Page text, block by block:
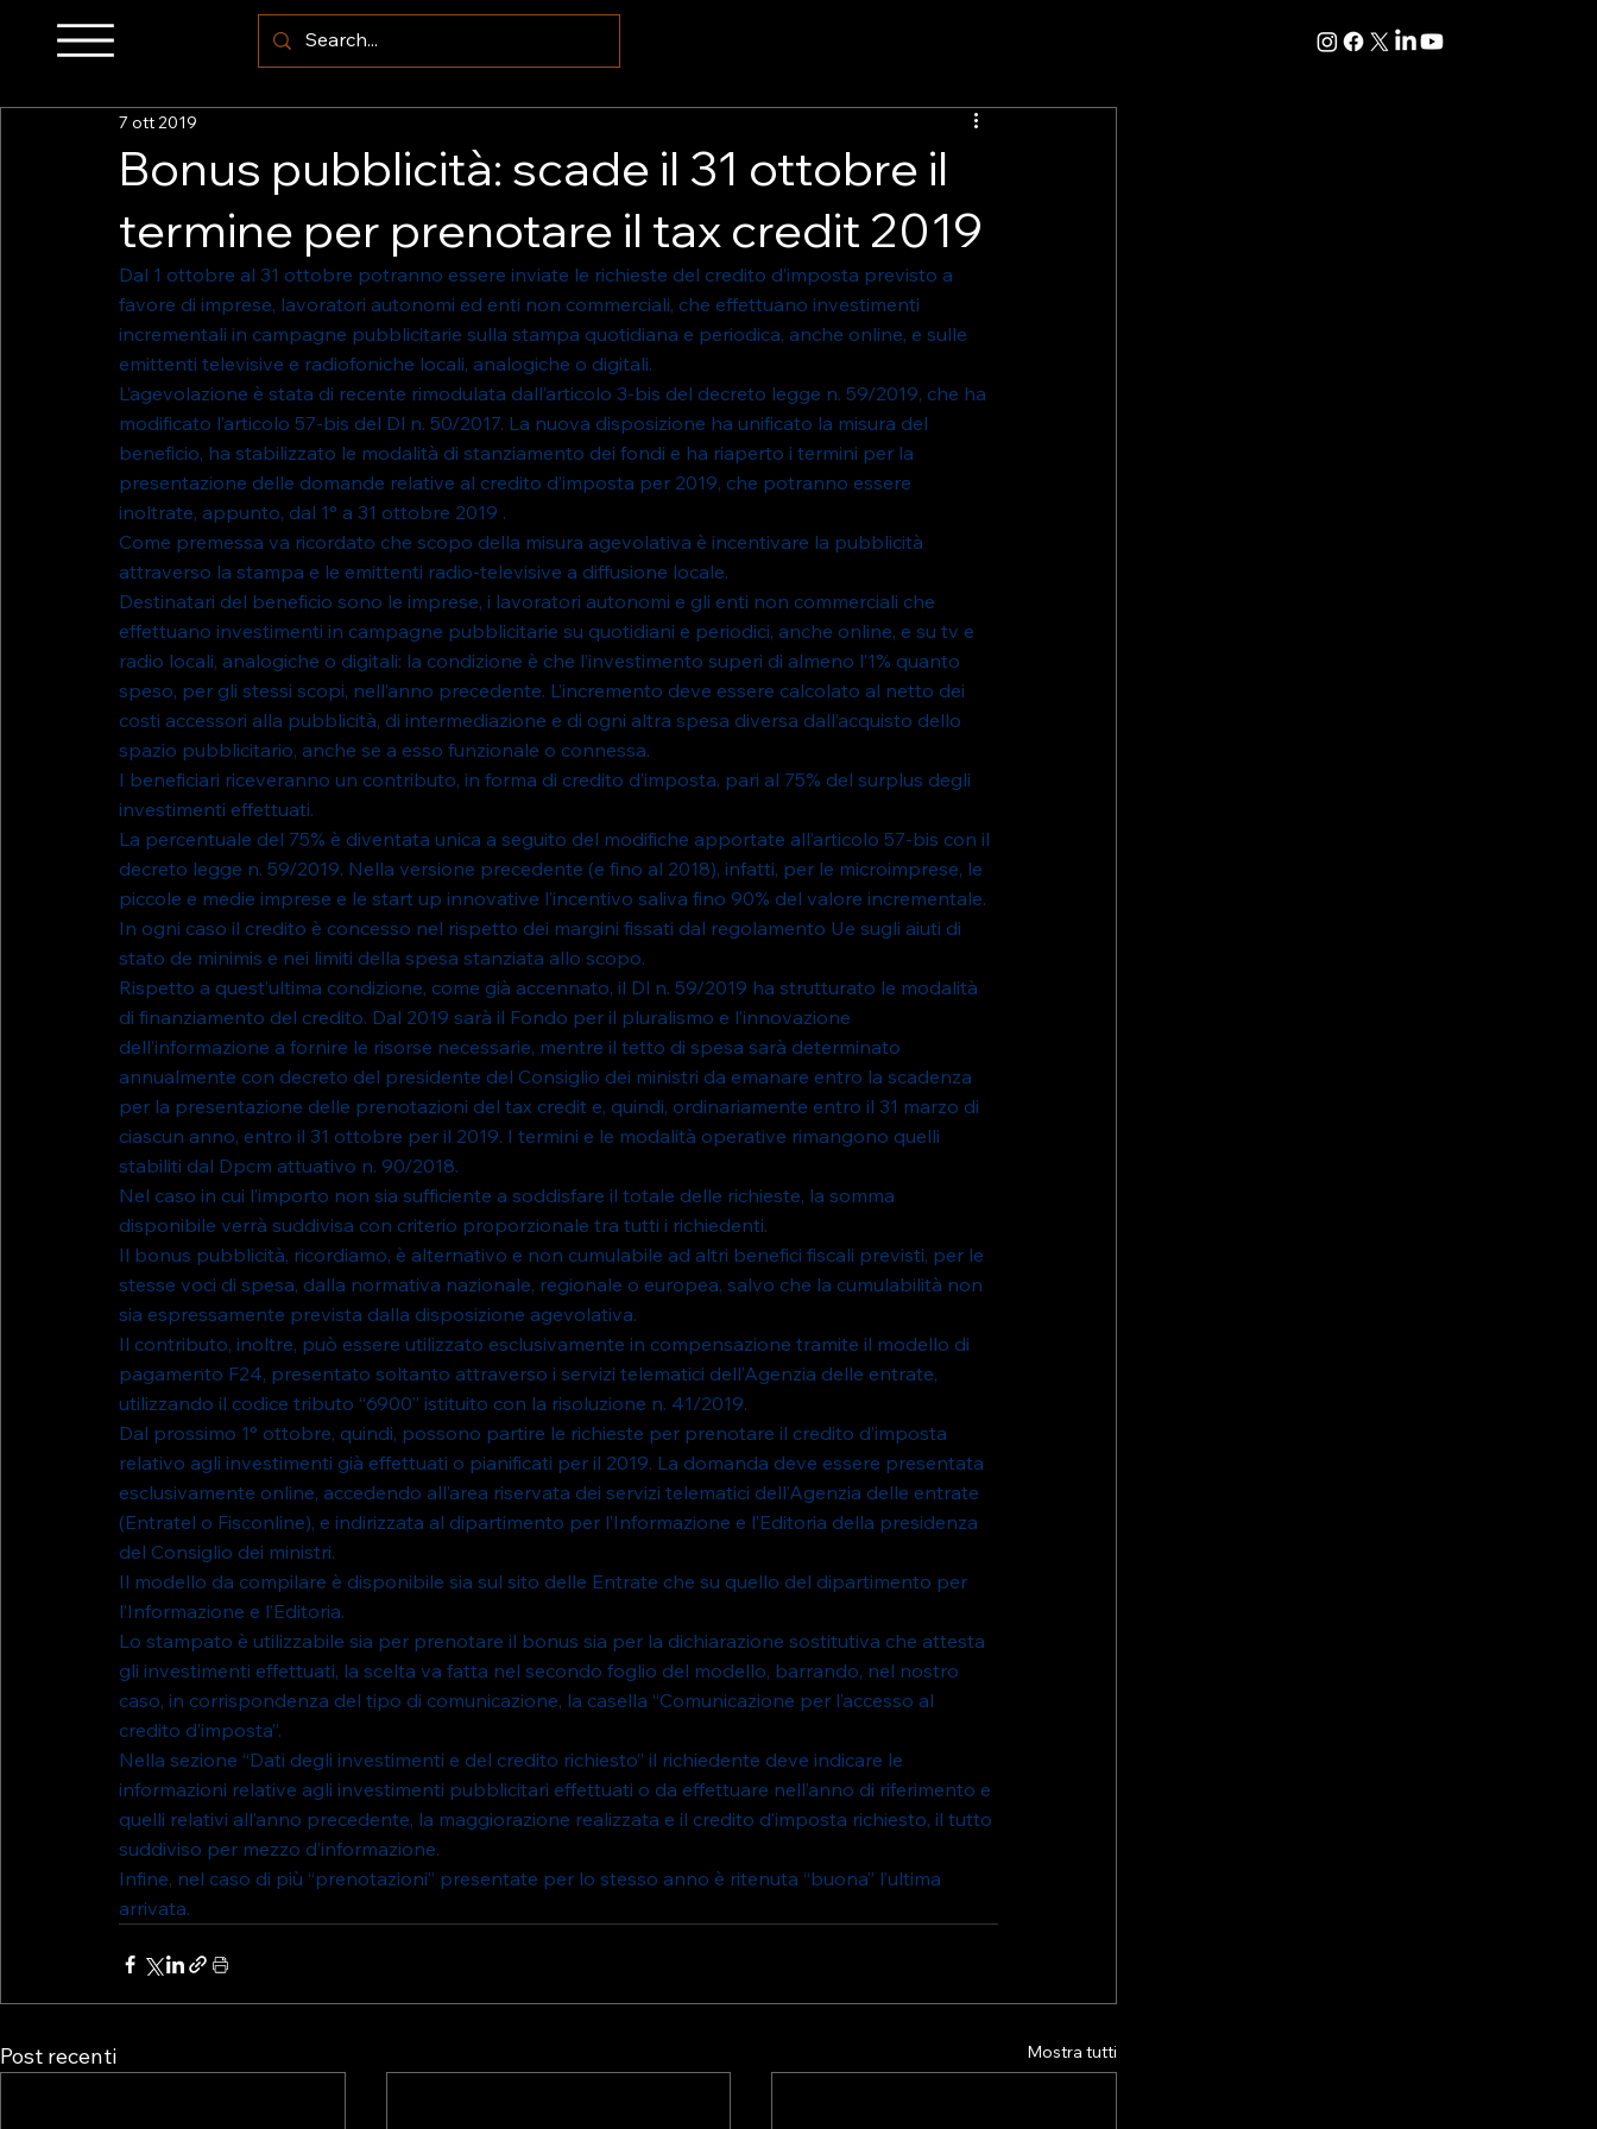
Bonus pubblicità: scade il 31 ottobre il
termine per prenotare il tax credit 2019
7 ott 2019
Dal 1 ottobre al 31 ottobre potranno essere inviate le richieste del credito d’imposta previsto a
favore di imprese, lavoratori autonomi ed enti non commerciali, che effettuano investimenti
incrementali in campagne pubblicitarie sulla stampa quotidiana e periodica, anche online, e sulle
emittenti televisive e radiofoniche locali, analogiche o digitali.
L’agevolazione è stata di recente rimodulata dall’articolo 3-bis del decreto legge n. 59/2019, che ha
modificato l’articolo 57-bis del Dl n. 50/2017. La nuova disposizione ha unificato la misura del
beneficio, ha stabilizzato le modalità di stanziamento dei fondi e ha riaperto i termini per la
presentazione delle domande relative al credito d’imposta per 2019, che potranno essere
inoltrate, appunto, dal 1° a 31 ottobre 2019 .
Come premessa va ricordato che scopo della misura agevolativa è incentivare la pubblicità
attraverso la stampa e le emittenti radio-televisive a diffusione locale.
Destinatari del beneficio sono le imprese, i lavoratori autonomi e gli enti non commerciali che
effettuano investimenti in campagne pubblicitarie su quotidiani e periodici, anche online, e su tv e
radio locali, analogiche o digitali: la condizione è che l’investimento superi di almeno l’1% quanto
speso, per gli stessi scopi, nell’anno precedente. L’incremento deve essere calcolato al netto dei
costi accessori alla pubblicità, di intermediazione e di ogni altra spesa diversa dall’acquisto dello
spazio pubblicitario, anche se a esso funzionale o connessa.
I beneficiari riceveranno un contributo, in forma di credito d’imposta, pari al 75% del surplus degli
investimenti effettuati.
La percentuale del 75% è diventata unica a seguito del modifiche apportate all’articolo 57-bis con il
decreto legge n. 59/2019. Nella versione precedente (e fino al 2018), infatti, per le microimprese, le
piccole e medie imprese e le start up innovative l’incentivo saliva fino 90% del valore incrementale.
In ogni caso il credito è concesso nel rispetto dei margini fissati dal regolamento Ue sugli aiuti di
stato de minimis e nei limiti della spesa stanziata allo scopo.
Rispetto a quest’ultima condizione, come già accennato, il Dl n. 59/2019 ha strutturato le modalità
di finanziamento del credito. Dal 2019 sarà il Fondo per il pluralismo e l’innovazione
dell’informazione a fornire le risorse necessarie, mentre il tetto di spesa sarà determinato
annualmente con decreto del presidente del Consiglio dei ministri da emanare entro la scadenza
per la presentazione delle prenotazioni del tax credit e, quindi, ordinariamente entro il 31 marzo di
ciascun anno, entro il 31 ottobre per il 2019. I termini e le modalità operative rimangono quelli
stabiliti dal Dpcm attuativo n. 90/2018.
Nel caso in cui l’importo non sia sufficiente a soddisfare il totale delle richieste, la somma
disponibile verrà suddivisa con criterio proporzionale tra tutti i richiedenti.
Il bonus pubblicità, ricordiamo, è alternativo e non cumulabile ad altri benefici fiscali previsti, per le
stesse voci di spesa, dalla normativa nazionale, regionale o europea, salvo che la cumulabilità non
sia espressamente prevista dalla disposizione agevolativa.
Il contributo, inoltre, può essere utilizzato esclusivamente in compensazione tramite il modello di
pagamento F24, presentato soltanto attraverso i servizi telematici dell’Agenzia delle entrate,
utilizzando il codice tributo “6900” istituito con la risoluzione n. 41/2019.
Dal prossimo 1° ottobre, quindi, possono partire le richieste per prenotare il credito d’imposta
relativo agli investimenti già effettuati o pianificati per il 2019. La domanda deve essere presentata
esclusivamente online, accedendo all’area riservata dei servizi telematici dell’Agenzia delle entrate
(Entratel o Fisconline), e indirizzata al dipartimento per l’Informazione e l’Editoria della presidenza
del Consiglio dei ministri.
Il modello da compilare è disponibile sia sul sito delle Entrate che su quello del dipartimento per
l’Informazione e l’Editoria.
Lo stampato è utilizzabile sia per prenotare il bonus sia per la dichiarazione sostitutiva che attesta
gli investimenti effettuati, la scelta va fatta nel secondo foglio del modello, barrando, nel nostro
caso, in corrispondenza del tipo di comunicazione, la casella “Comunicazione per l’accesso al
credito d’imposta”.
Nella sezione “Dati degli investimenti e del credito richiesto” il richiedente deve indicare le
informazioni relative agli investimenti pubblicitari effettuati o da effettuare nell’anno di riferimento e
quelli relativi all’anno precedente, la maggiorazione realizzata e il credito d’imposta richiesto, il tutto
suddiviso per mezzo d’informazione.
Infine, nel caso di più “prenotazioni” presentate per lo stesso anno è ritenuta “buona” l’ultima
arrivata.
Post recenti Mostra tutti